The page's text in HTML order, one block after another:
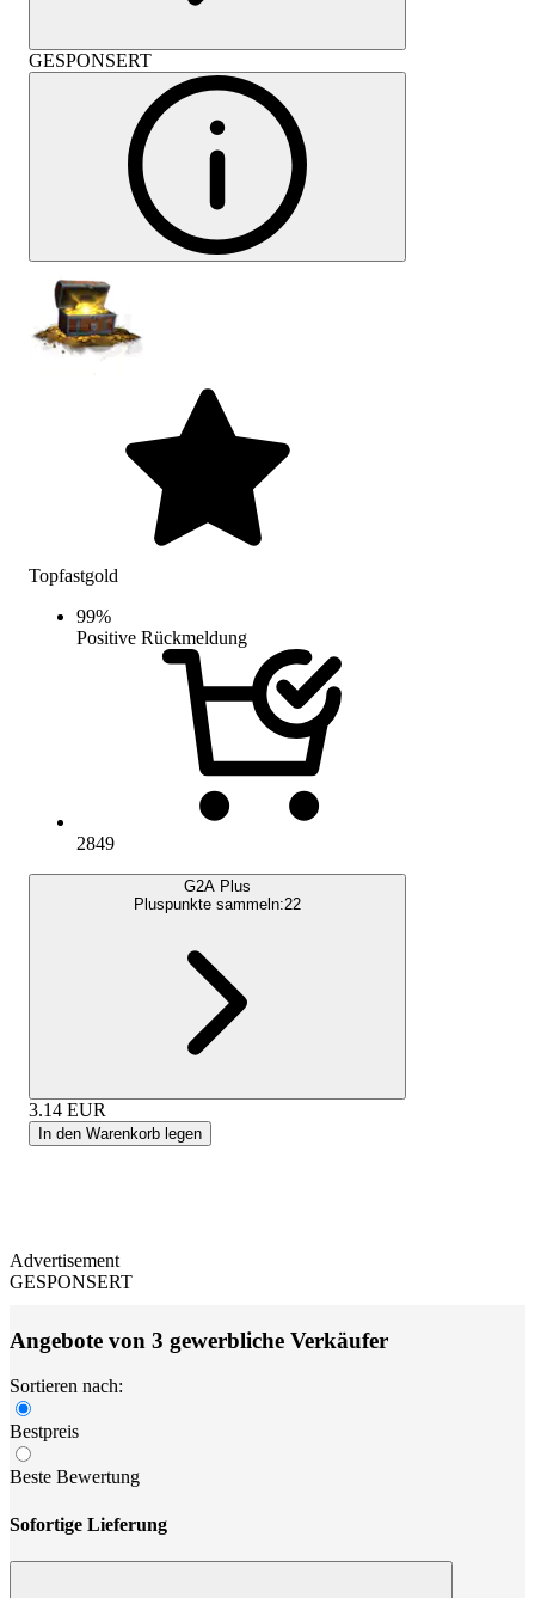
GESPONSERT
Topfastgold
99%
Positive Rückmeldung
2849
G2A Plus
Pluspunkte sammeln:22
3.14 EUR
In den Warenkorb legen
Advertisement
GESPONSERT
Angebote von 3 gewerbliche Verkäufer
Sortieren nach:
Bestpreis
Beste Bewertung
Sofortige Lieferung